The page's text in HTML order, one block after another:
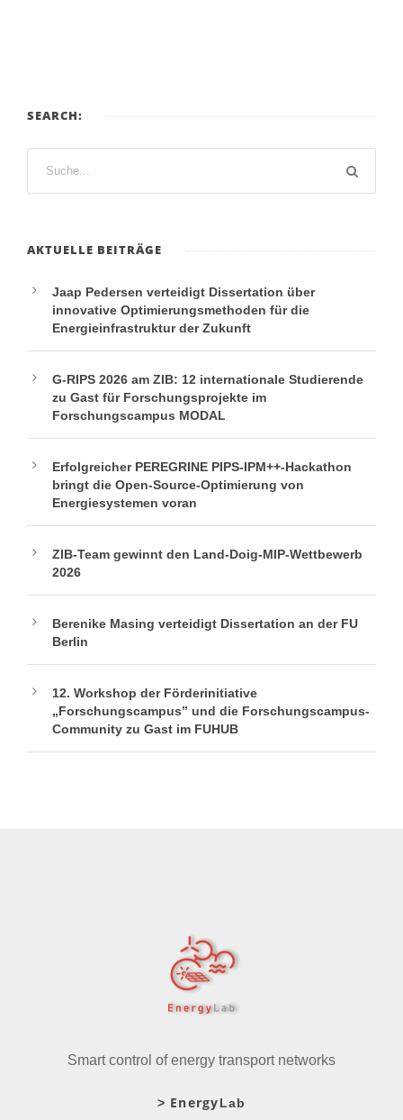
SEARCH:
AKTUELLE BEITRÄGE
Jaap Pedersen verteidigt Dissertation über
innovative Optimierungsmethoden für die
Energieinfrastruktur der Zukunft
G-RIPS 2026 am ZIB: 12 internationale Studierende
zu Gast für Forschungsprojekte im
Forschungscampus MODAL
Erfolgreicher PEREGRINE PIPS-IPM++-Hackathon
bringt die Open-Source-Optimierung von
Energiesystemen voran
ZIB-Team gewinnt den Land-Doig-MIP-Wettbewerb
2026
Berenike Masing verteidigt Dissertation an der FU
Berlin
12. Workshop der Förderinitiative
„Forschungscampus” und die Forschungscampus-
Community zu Gast im FUHUB
Smart control of energy transport networks
> EnergyLab